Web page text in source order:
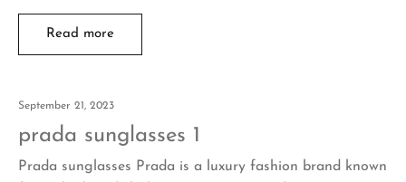
Read more
September 21, 2023
prada sunglasses 1
Prada sunglasses Prada is a luxury fashion brand known